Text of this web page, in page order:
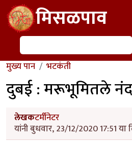
Skip to main contentमिसळपाव
शोध
मुख्य पान भटकंती
दुबई : मरूभूमितले
लेखकटर्मीनेटर
यांनी बुधवार, 23/12/2020 17:51